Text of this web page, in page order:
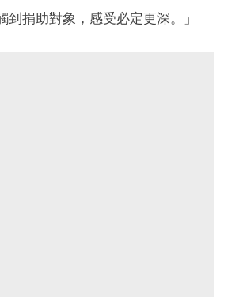
到捐助對象，感受必定更深。」